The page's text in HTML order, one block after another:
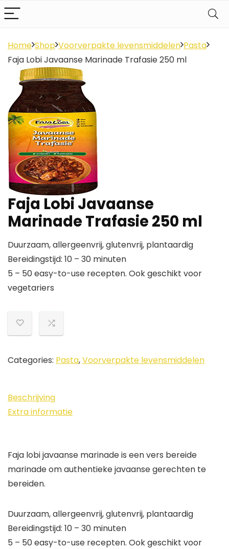
Home Shop Voorverpakte levensmiddelen Pasta
Faja Lobi Javaanse Marinade Trafasie 250 ml
Faja Lobi Javaanse
Marinade Trafasie 250 ml
Duurzaam, allergeenvrij, glutenvrij, plantaardig
Bereidingstijd: 10 – 30 minuten
5 – 50 easy-to-use recepten. Ook geschikt voor
vegetariers
Categories: Pasta,Voorverpakte levensmiddelen
Beschrijving
Extra informatie
Faja lobi javaanse marinade is een vers bereide
marinade om authentieke javaanse gerechten te
bereiden.
Duurzaam, allergeenvrij, glutenvrij, plantaardig
Bereidingstijd: 10 – 30 minuten
5 – 50 easy-to-use recepten. Ook geschikt voor